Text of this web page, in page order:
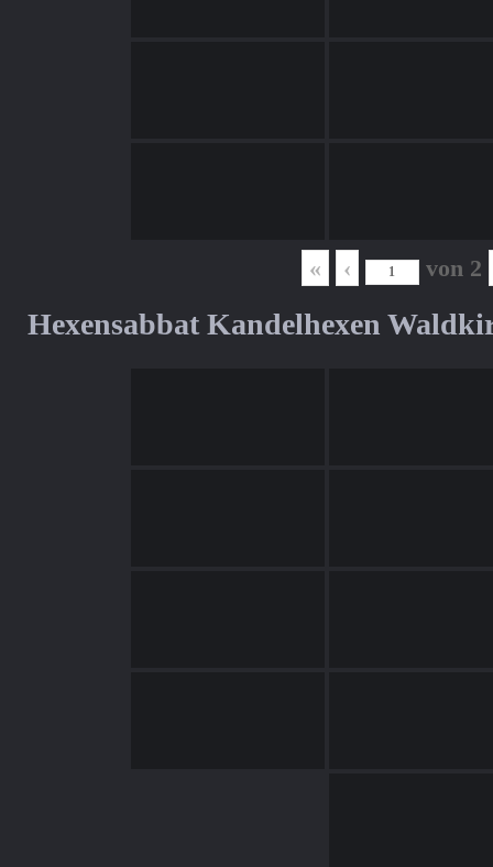
« ‹ von 2
Hexensabbat Kandelhexen